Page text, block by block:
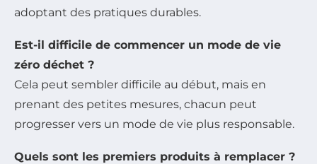
adoptant des pratiques durables.
Est-il difficile de commencer un mode de vie
zéro déchet ?
Cela peut sembler difficile au début, mais en
prenant des petites mesures, chacun peut
progresser vers un mode de vie plus responsable.
Quels sont les premiers produits à remplacer ?